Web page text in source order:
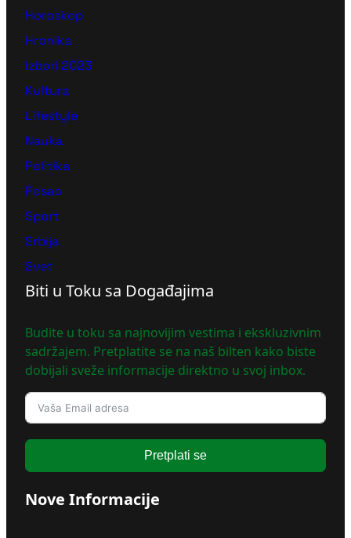
Horoskop
Hronika
Izbori 2023
Kultura
Lifestyle
Nauka
Politika
Posao
Sport
Srbija
Svet
Biti u Toku sa Događajima
Budite u toku sa najnovijim vestima i ekskluzivnim
sadržajem. Pretplatite se na naš bilten kako biste
dobijali sveže informacije direktno u svoj inbox.
Pretplati se
Nove Informacije